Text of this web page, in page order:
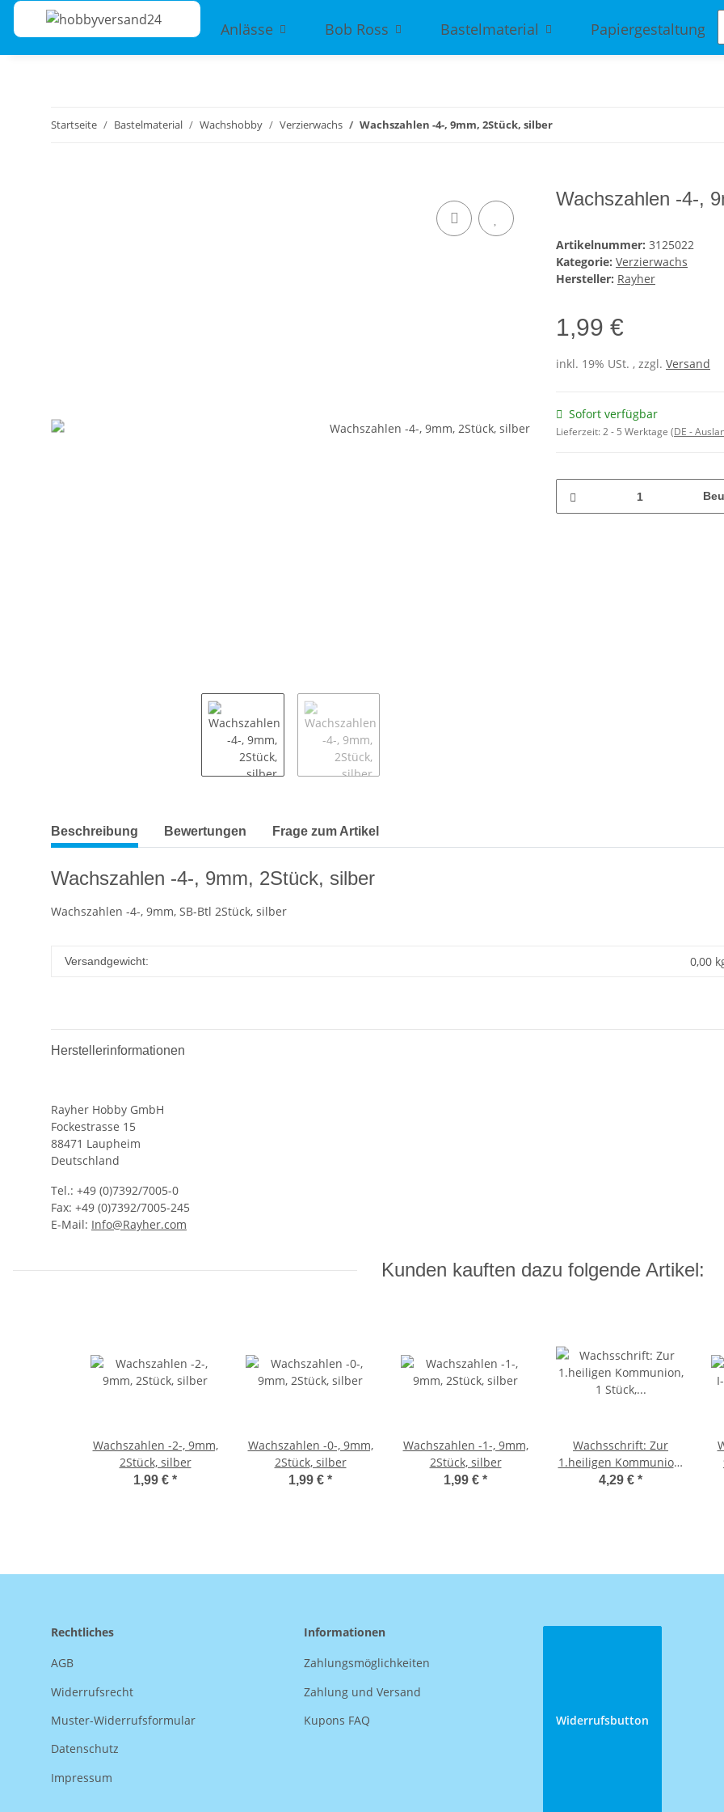
Anlässe Bob Ross Bastelmaterial Papiergestaltung
Startseite Bastelmaterial Wachshobby Verzierwachs Wachszahlen -4-, 9mm, 2Stück, silber
Wachszahlen -4-,
Artikelnummer: 3125022
Kategorie: Verzierwachs
Hersteller: Rayher
1,99 €
inkl. 19% USt. , zzgl. Versand
Sofort verfügbar
Lieferzeit:2 - 5 Werktage (DE -
Beschreibung Bewertungen Frage zum Artikel
Wachszahlen -4-, 9mm, 2Stück, silber
Wachszahlen -4-, 9mm, SB-Btl 2Stück, silber
Versandgewicht: 0,00
Herstellerinformationen
Rayher Hobby GmbH
Fockestrasse 15
88471 Laupheim
Deutschland
Tel.: +49 (0)7392/7005-0
Fax: +49 (0)7392/7005-245
E-Mail: Info@Rayher.com
Kunden kauften dazu folgende Artikel:
Wachszahlen -2-, 9mm,
2Stück, silber
1,99 € *
Wachszahlen -0-, 9mm,
2Stück, silber
1,99 € *
Wachszahlen -1-, 9mm,
2Stück, silber
1,99 € *
Wachsschrift: Zur
1.heiligen Kommunion,
1 Stück, silber
4,29 € *
Rechtliches
AGB
Widerrufsrecht
Muster-Widerrufsformular
Datenschutz
Impressum
Informationen
Zahlungsmöglichkeiten
Zahlung und Versand
Kupons FAQ
Widerrufsbutton